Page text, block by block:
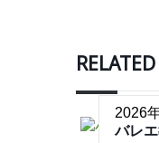
2026
バレ